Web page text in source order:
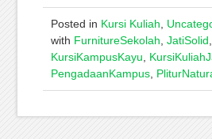
Posted in Kursi Kuliah,
with FurnitureSekolah, JatiSolid,
KursiKampusKayu,
PengadaanKampus,